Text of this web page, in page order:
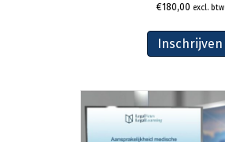
€180,00 excl. btw
Inschrijven